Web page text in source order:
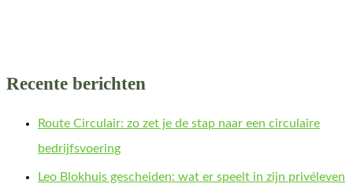
Recente berichten
Route Circulair: zo zet je de stap naar een circulaire
bedrijfsvoering
Leo Blokhuis gescheiden: wat er speelt in zijn privéleven